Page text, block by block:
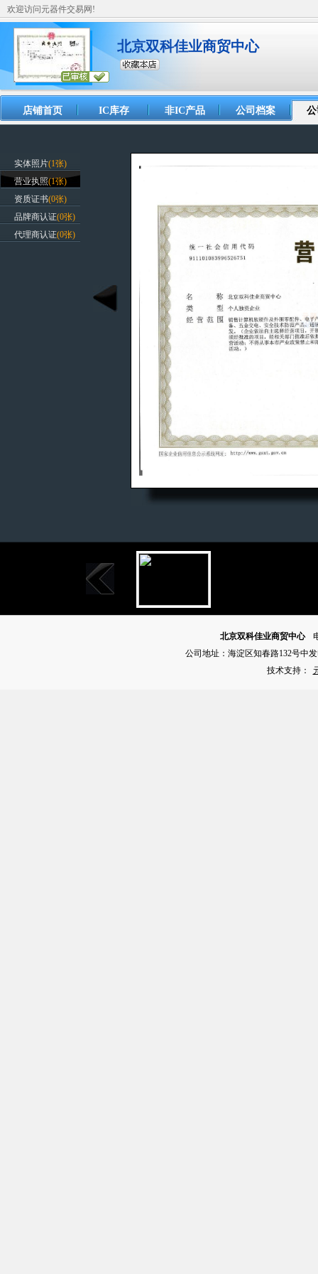
欢迎访问元器件交易网!
北京双科佳业商贸中心
店铺首页 IC库存 非IC产品 公司档案
实体照片(1张)
营业执照(1张)
资质证书(0张)
品牌商认证(0张)
代理商认证(0张)
北京双科佳业商贸中心
公司地址：海淀区知春路132号中
技术支持：